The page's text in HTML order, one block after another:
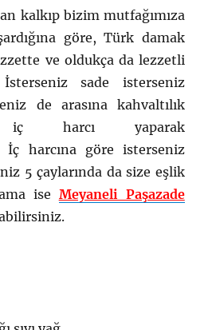
kalkıp bizim mutfağımıza
göre, Türk damak
ve oldukça da lezzetli
sade isterseniz
de arasına kahvaltılık
iç harcı yaparak
İç harcına göre isterseniz
5 çaylarında da size eşlik
ise Meyaneli Paşazade